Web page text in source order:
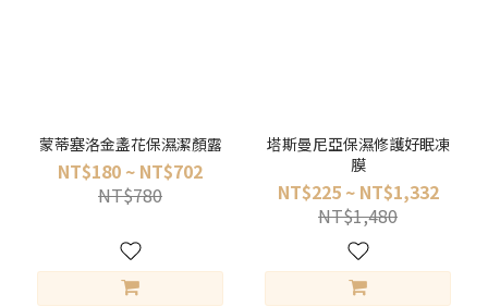
蒙蒂塞洛金盞花保濕潔顏露
NT$180 ~ NT$702
NT$780
塔斯曼尼亞保濕修護好眠凍
膜
NT$225 ~ NT$1,332
NT$1,480